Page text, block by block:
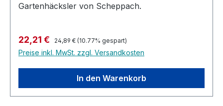
Gartenhäcksler von Scheppach.
Verkaufspreis:
22,21 € Regulärer Preis:
24,89 € (10.77% gespart)
Preise inkl. MwSt. zzgl. Versandkosten
In den Warenkorb